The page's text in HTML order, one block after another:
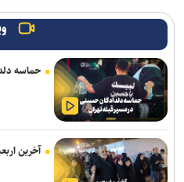
آغاز انتخاب واحد ترم تحصیلی جدید
اعلام جدیدترین طرح‌های پژوهشی
جذب طرح‌های تحقیقاتی آغاز شد
خبرنگاری رسالتی اخلاقی در مسیر
است
از هوش مصنوعی تا تغذیه رایگان؛
مهارتی دانشگاه آزاد
حماسه
آخرین